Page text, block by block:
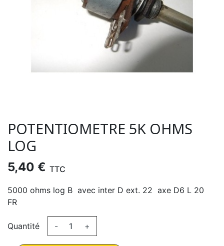
POTENTIOMETRE 5K OHMS
LOG
5,40 € TTC
5000 ohms log B avec inter D ext. 22 axe D6 L 20
FR
Quantité - +